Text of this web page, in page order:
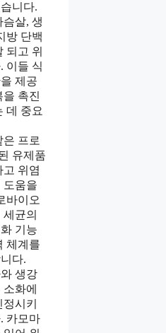
니다.
슴살, 생
방 단백
되고 위
이들 식
제공
촉진
데 중요
은 프로
유제품
고 위염
도움을
바이오
균의
기능
체계를
다.
생강
화에
시키
카모마